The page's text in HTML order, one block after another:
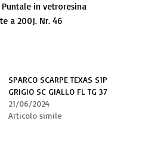
in vetroresina
a 200J. Nr. 46
SPARCO SCARPE TEXAS S1P
GRIGIO SC GIALLO FL TG 37
21/06/2024
Articolo simile